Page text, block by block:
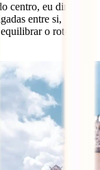
centro, eu diria
entre si,
o roteiro